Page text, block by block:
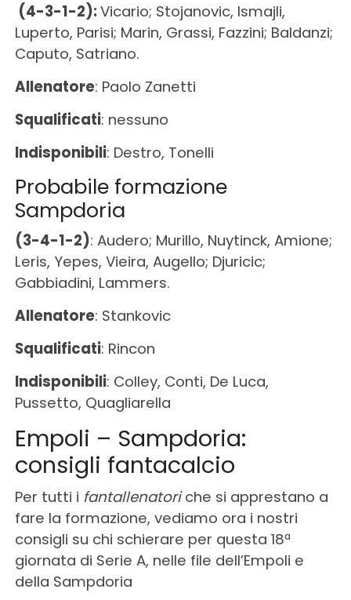
(4-3-1-2):Vicario; Stojanovic, Ismajli,
Luperto, Parisi; Marin, Grassi, Fazzini; Baldanzi;
Caputo, Satriano.
Allenatore: Paolo Zanetti
Squalificati: nessuno
Indisponibili: Destro, Tonelli
Probabile formazione
Sampdoria
(3-4-1-2): Audero; Murillo, Nuytinck, Amione;
Leris, Yepes, Vieira, Augello; Djuricic;
Gabbiadini, Lammers.
Allenatore: Stankovic
Squalificati: Rincon
Indisponibili: Colley, Conti, De Luca,
Pussetto, Quagliarella
Empoli – Sampdoria:
consigli fantacalcio
Per tutti i fantallenatoriche si apprestano a
fare la formazione, vediamo ora i nostri
consigli su chi schierare per questa 18ª
giornata di Serie A, nelle file dell’Empoli e
della Sampdoria